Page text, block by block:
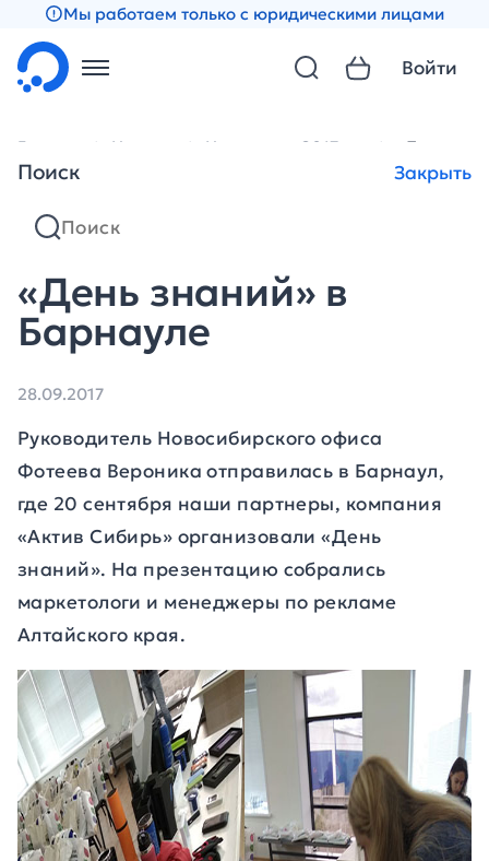
Мы работаем только с юридическими лицами
Поиск Закрыть
Войти
Главная Новости Новости за 2017 год «День
«День знаний» в
Барнауле
28.09.2017
Руководитель Новосибирского офиса
Фотеева Вероника отправилась в Барнаул,
где 20 сентября наши партнеры, компания
«Актив Сибирь» организовали «День
знаний». На презентацию собрались
маркетологи и менеджеры по рекламе
Алтайского края.